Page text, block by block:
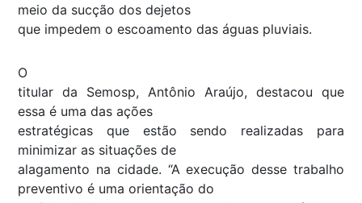
meio da sucção dos dejetos
que impedem o escoamento das águas pluviais.
O
titular da Semosp, Antônio Araújo, destacou que
essa é uma das ações
estratégicas que estão sendo realizadas para
minimizar as situações de
alagamento na cidade. “A execução desse trabalho
preventivo é uma orientação do